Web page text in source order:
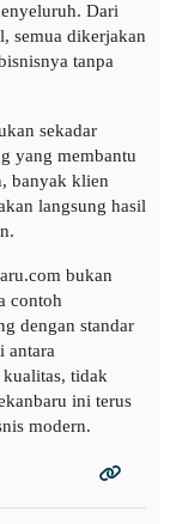
Dari
semua dikerjakan
tanpa
sekadar
yang membantu
banyak klien
langsung hasil
bukan
contoh
dengan standar
antara
tidak
ini terus
modern.